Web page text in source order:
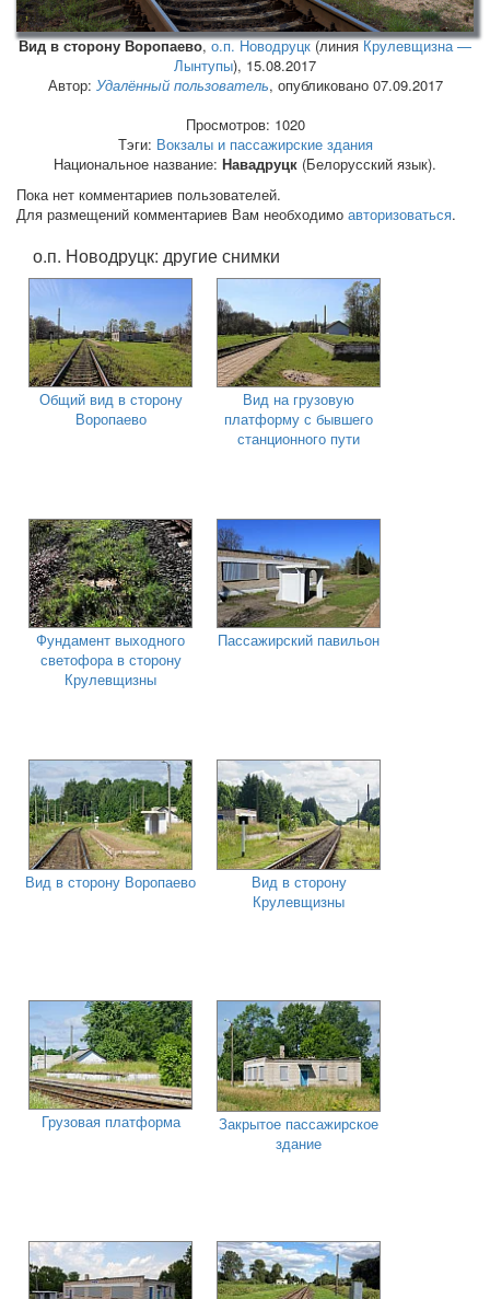
Вид в сторону Воропаево,о.п. Новодруцк (линияКрулевщизна —
Лынтупы), 15.08.2017
Автор: Удалённый пользователь, опубликовано 07.09.2017
Просмотров: 1020
Тэги: Вокзалы и пассажирские здания
Национальное название: Навадруцк (Белорусский язык).
Пока нет комментариев пользователей.
Для размещений комментариев Вам необходимо авторизоваться.
о.п. Новодруцк: другие снимки
Общий вид в сторону
Воропаево
Вид на грузовую
платформу с бывшего
станционного пути
Фундамент выходного
светофора в сторону
Крулевщизны
Пассажирский павильон
Вид в сторону Воропаево
Вид в сторону
Крулевщизны
Грузовая платформа
Закрытое пассажирское
здание